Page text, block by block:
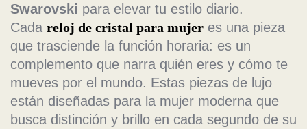
Swarovski para elevar tu estilo diario.
Cada reloj de cristal para mujer es una pieza
que trasciende la función horaria: es un
complemento que narra quién eres y cómo te
mueves por el mundo. Estas piezas de lujo
están diseñadas para la mujer moderna que
busca distinción y brillo en cada segundo de su